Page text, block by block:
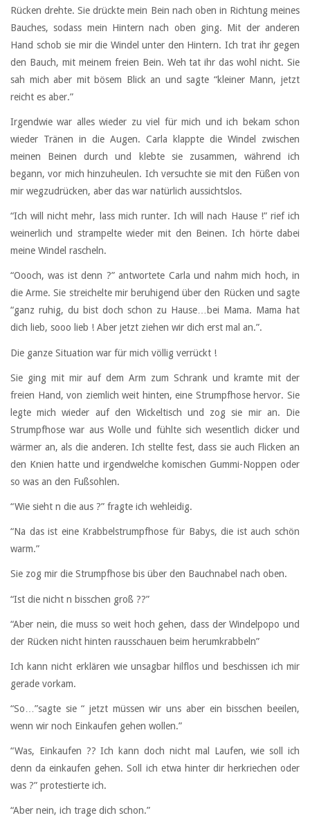
Rücken drehte. Sie drückte mein Bein nach oben in Richtung meines
Bauches, sodass mein Hintern nach oben ging. Mit der anderen
Hand schob sie mir die Windel unter den Hintern. Ich trat ihr gegen
den Bauch, mit meinem freien Bein. Weh tat ihr das wohl nicht. Sie
sah mich aber mit bösem Blick an und sagte “kleiner Mann, jetzt
reicht es aber.”
Irgendwie war alles wieder zu viel für mich und ich bekam schon
wieder Tränen in die Augen. Carla klappte die Windel zwischen
meinen Beinen durch und klebte sie zusammen, während ich
begann, vor mich hinzuheulen. Ich versuchte sie mit den Füßen von
mir wegzudrücken, aber das war natürlich aussichtslos.
“Ich will nicht mehr, lass mich runter. Ich will nach Hause !” rief ich
weinerlich und strampelte wieder mit den Beinen. Ich hörte dabei
meine Windel rascheln.
“Oooch, was ist denn ?” antwortete Carla und nahm mich hoch, in
die Arme. Sie streichelte mir beruhigend über den Rücken und sagte
“ganz ruhig, du bist doch schon zu Hause…bei Mama. Mama hat
dich lieb, sooo lieb ! Aber jetzt ziehen wir dich erst mal an.”.
Die ganze Situation war für mich völlig verrückt !
Sie ging mit mir auf dem Arm zum Schrank und kramte mit der
freien Hand, von ziemlich weit hinten, eine Strumpfhose hervor. Sie
legte mich wieder auf den Wickeltisch und zog sie mir an. Die
Strumpfhose war aus Wolle und fühlte sich wesentlich dicker und
wärmer an, als die anderen. Ich stellte fest, dass sie auch Flicken an
den Knien hatte und irgendwelche komischen Gummi-Noppen oder
so was an den Fußsohlen.
“Wie sieht n die aus ?” fragte ich wehleidig.
“Na das ist eine Krabbelstrumpfhose für Babys, die ist auch schön
warm.”
Sie zog mir die Strumpfhose bis über den Bauchnabel nach oben.
“Ist die nicht n bisschen groß ??”
“Aber nein, die muss so weit hoch gehen, dass der Windelpopo und
der Rücken nicht hinten rausschauen beim herumkrabbeln”
Ich kann nicht erklären wie unsagbar hilflos und beschissen ich mir
gerade vorkam.
“So…”sagte sie “ jetzt müssen wir uns aber ein bisschen beeilen,
wenn wir noch Einkaufen gehen wollen.”
“Was, Einkaufen ?? Ich kann doch nicht mal Laufen, wie soll ich
denn da einkaufen gehen. Soll ich etwa hinter dir herkriechen oder
was ?” protestierte ich.
“Aber nein, ich trage dich schon.”